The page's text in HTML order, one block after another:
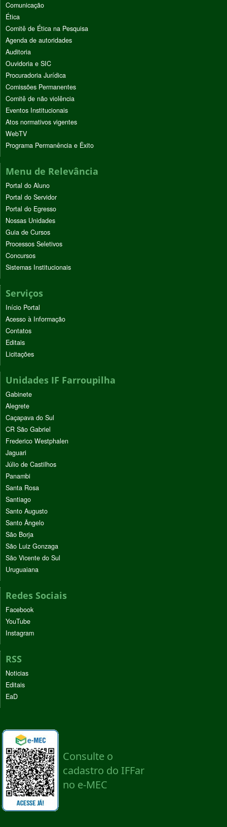
Comunicação
Ética
Comitê de Ética na Pesquisa
Agenda de autoridades
Auditoria
Ouvidoria e SIC
Procuradoria Jurídica
Comissões Permanentes
Comitê de não violência
Eventos Institucionais
Atos normativos vigentes
WebTV
Programa Permanência e Êxito
Menu de Relevância
Portal do Aluno
Portal do Servidor
Portal do Egresso
Nossas Unidades
Guia de Cursos
Processos Seletivos
Concursos
Sistemas Institucionais
Serviços
Início Portal
Acesso à Informação
Contatos
Editais
Licitações
Unidades IF Farroupilha
Gabinete
Alegrete
Caçapava do Sul
CR São Gabriel
Frederico Westphalen
Jaguari
Júlio de Castilhos
Panambi
Santa Rosa
Santiago
Santo Augusto
Santo Ângelo
São Borja
São Luiz Gonzaga
São Vicente do Sul
Uruguaiana
Redes Sociais
Facebook
YouTube
Instagram
RSS
Noticias
Editais
EaD